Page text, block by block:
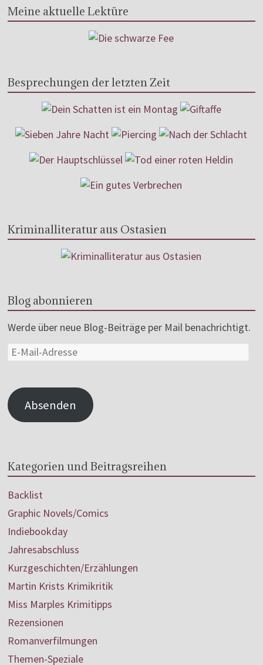
Meine aktuelle Lektüre
Besprechungen der letzten Zeit
Kriminalliteratur aus Ostasien
Blog abonnieren
Werde über neue Blog-Beiträge per Mail benachrichtigt.
Absenden
Kategorien und Beitragsreihen
Backlist
Graphic Novels/Comics
Indiebookday
Jahresabschluss
Kurzgeschichten/Erzählungen
Martin Krists Krimikritik
Miss Marples Krimitipps
Rezensionen
Romanverfilmungen
Themen-Speziale